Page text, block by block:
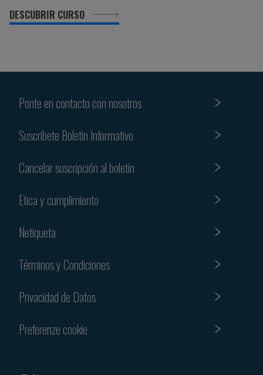
DESCUBRIR CURSO
Ponte en contacto con nosotros
Suscribete Boletin Informativo
Cancelar suscripción al boletín
Etica y cumplimiento
Netiqueta
Términos y Condiciones
Privacidad de Datos
Preferenze cookie